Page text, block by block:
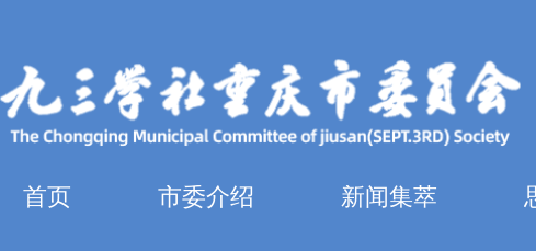
首页 市委介绍 新闻集萃